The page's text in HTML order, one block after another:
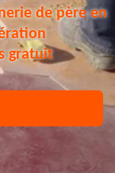
de père en
gratuit